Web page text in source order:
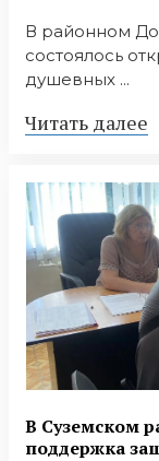
В районном
состоялось
душевных ...
Читать далее
В Суземском
поддержка